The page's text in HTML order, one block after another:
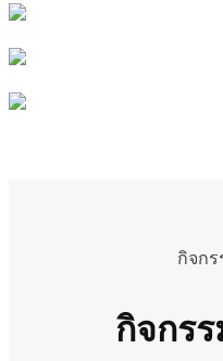
กิจกร
กิจกร